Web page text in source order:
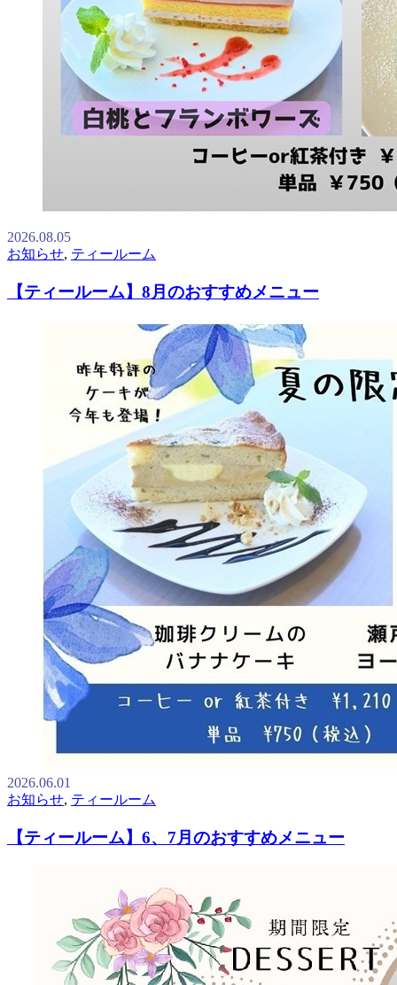
2026.08.05
お知らせ, ティールーム
【ティールーム】8月のおすすめメニュー
2026.06.01
お知らせ, ティールーム
【ティールーム】6、7月のおすすめメニュー